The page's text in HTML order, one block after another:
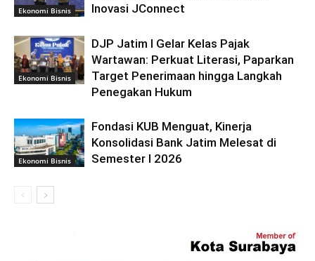
Ekonomi Bisnis
Inovasi JConnect
Ekonomi Bisnis
DJP Jatim I Gelar Kelas Pajak
Wartawan: Perkuat Literasi, Paparkan
Target Penerimaan hingga Langkah
Penegakan Hukum
Ekonomi Bisnis
Fondasi KUB Menguat, Kinerja
Konsolidasi Bank Jatim Melesat di
Semester I 2026